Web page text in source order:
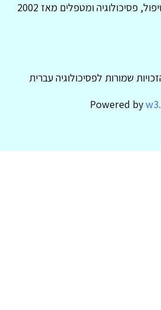
פסיכולוגיה ומטפלים מאז 2002
Powered by